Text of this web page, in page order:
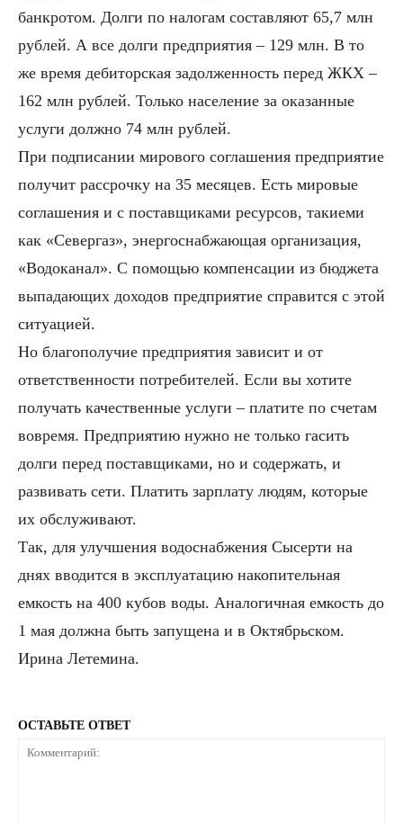
банкротом. Долги по налогам составляют 65,7 млн
рублей. А все долги предприятия – 129 млн. В то
же время дебиторская задолженность перед ЖКХ –
162 млн рублей. Только население за оказанные
услуги должно 74 млн рублей.
При подписании мирового соглашения предприятие
получит рассрочку на 35 месяцев. Есть мировые
соглашения и с поставщиками ресурсов, такиеми
как «Севергаз», энергоснабжающая организация,
«Водоканал». С помощью компенсации из бюджета
выпадающих доходов предприятие справится с этой
ситуацией.
Но благополучие предприятия зависит и от
ответственности потребителей. Если вы хотите
получать качественные услуги – платите по счетам
вовремя. Предприятию нужно не только гасить
долги перед поставщиками, но и содержать, и
развивать сети. Платить зарплату людям, которые
их обслуживают.
Так, для улучшения водоснабжения Сысерти на
днях вводится в эксплуатацию накопительная
емкость на 400 кубов воды. Аналогичная емкость до
1 мая должна быть запущена и в Октябрьском.
Ирина Летемина.
ОСТАВЬТЕ ОТВЕТ